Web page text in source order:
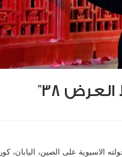
38”
الاسيوية على الصين، اليابان،